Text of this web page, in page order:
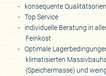
konsequente
Top Service
individuelle Beratung in
Feinkost
Optimale
klimatisierten
(Speichermasse) und